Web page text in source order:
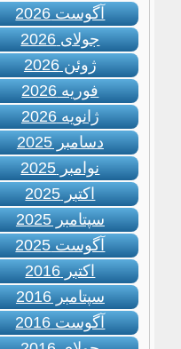
آگوست 2026
جولای 2026
ژوئن 2026
فوریه 2026
ژانویه 2026
دسامبر 2025
نوامبر 2025
اکتبر 2025
سپتامبر 2025
آگوست 2025
اکتبر 2016
سپتامبر 2016
آگوست 2016